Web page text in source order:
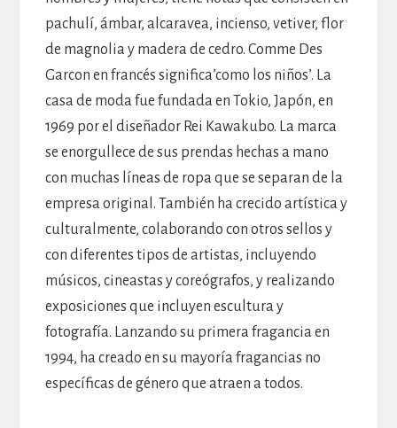
pachulí, ámbar, alcaravea, incienso, vetiver, flor
de magnolia y madera de cedro. Comme Des
Garcon en francés significa’como los niños’. La
casa de moda fue fundada en Tokio, Japón, en
1969 por el diseñador Rei Kawakubo. La marca
se enorgullece de sus prendas hechas a mano
con muchas líneas de ropa que se separan de la
empresa original. También ha crecido artística y
culturalmente, colaborando con otros sellos y
con diferentes tipos de artistas, incluyendo
músicos, cineastas y coreógrafos, y realizando
exposiciones que incluyen escultura y
fotografía. Lanzando su primera fragancia en
1994, ha creado en su mayoría fragancias no
específicas de género que atraen a todos.